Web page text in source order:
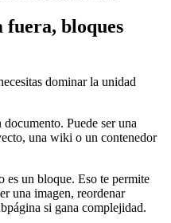
bloques
dominar la unidad
Puede ser una
una wiki o un contenedor
es un bloque. Eso te permite
una imagen, reordenar
si gana complejidad.